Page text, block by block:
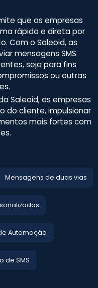
que as empresas
rápida e direta por
Com o Saleoid, as
mensagens SMS
seja para fins
ou outras
Saleoid, as empresas
do cliente, impulsionar
mais fortes com
Mensagens de duas vias
Automação
de SMS